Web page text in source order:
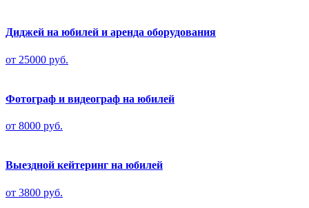
Диджей на юбилей и аренда оборудования
от 25000 руб.
Фотограф и видеограф на юбилей
от 8000 руб.
Выездной кейтеринг на юбилей
от 3800 руб.